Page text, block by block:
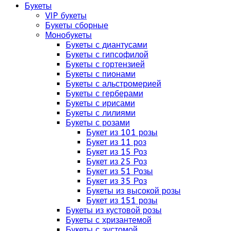
Букеты
VIP букеты
Букеты сборные
Монобукеты
Букеты с диантусами
Букеты с гипсофилой
Букеты с гортензией
Букеты с пионами
Букеты с альстромерией
Букеты с герберами
Букеты с ирисами
Букеты с лилиями
Букеты с розами
Букет из 101 розы
Букет из 11 роз
Букет из 15 Роз
Букет из 25 Роз
Букет из 51 Розы
Букет из 35 Роз
Букеты из высокой розы
Букет из 151 розы
Букеты из кустовой розы
Букеты с хризантемой